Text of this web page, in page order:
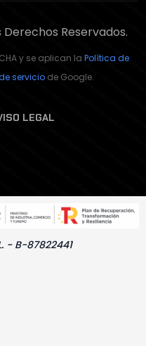
Reservados.
y se aplican la Política de
serviciode Google.
LEGAL
- B-87822441